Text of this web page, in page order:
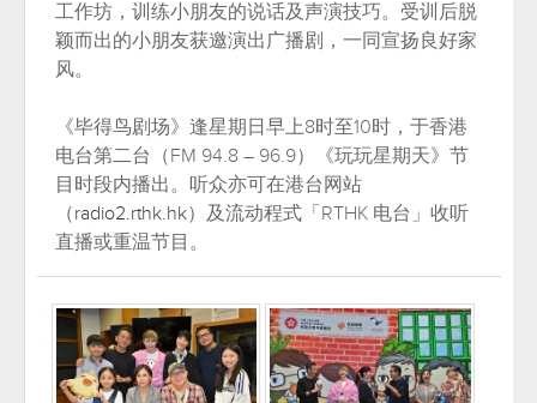
工作坊，训练小朋友的说话及声演技巧。受训后脱
颖而出的小朋友获邀演出广播剧，一同宣扬良好家
风。
《毕得鸟剧场》逢星期日早上8时至10时，于香港
电台第二台（FM 94.8 – 96.9）《玩玩星期天》节
目时段内播出。听众亦可在港台网站
（radio2.rthk.hk）及流动程式「RTHK 电台」收听
直播或重温节目。